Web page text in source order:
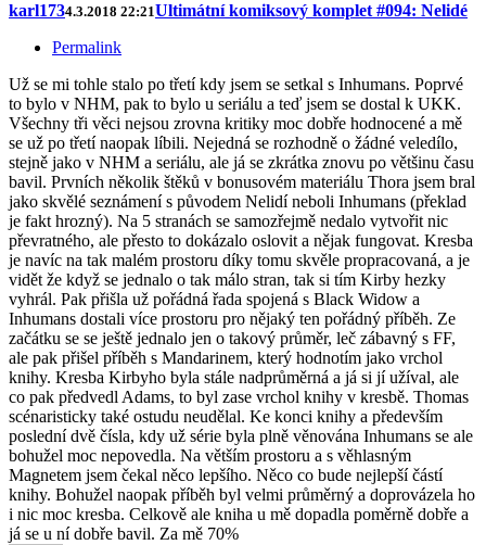
karl1734.3.2018 22:21Ultimátní komiksový komplet #094: Nelidé
Permalink
Už se mi tohle stalo po třetí kdy jsem se setkal s Inhumans. Poprvé
to bylo v NHM, pak to bylo u seriálu a teď jsem se dostal k UKK.
Všechny tři věci nejsou zrovna kritiky moc dobře hodnocené a mě
se už po třetí naopak líbili. Nejedná se rozhodně o žádné veledílo,
stejně jako v NHM a seriálu, ale já se zkrátka znovu po většinu času
bavil. Prvních několik štěků v bonusovém materiálu Thora jsem bral
jako skvělé seznámení s původem Nelidí neboli Inhumans (překlad
je fakt hrozný). Na 5 stranách se samozřejmě nedalo vytvořit nic
převratného, ale přesto to dokázalo oslovit a nějak fungovat. Kresba
je navíc na tak malém prostoru díky tomu skvěle propracovaná, a je
vidět že když se jednalo o tak málo stran, tak si tím Kirby hezky
vyhrál. Pak přišla už pořádná řada spojená s Black Widow a
Inhumans dostali více prostoru pro nějaký ten pořádný příběh. Ze
začátku se se ještě jednalo jen o takový průměr, leč zábavný s FF,
ale pak přišel příběh s Mandarinem, který hodnotím jako vrchol
knihy. Kresba Kirbyho byla stále nadprůměrná a já si jí užíval, ale
co pak předvedl Adams, to byl zase vrchol knihy v kresbě. Thomas
scénaristicky také ostudu neudělal. Ke konci knihy a především
poslední dvě čísla, kdy už série byla plně věnována Inhumans se ale
bohužel moc nepovedla. Na větším prostoru a s věhlasným
Magnetem jsem čekal něco lepšího. Něco co bude nejlepší částí
knihy. Bohužel naopak příběh byl velmi průměrný a doprovázela ho
i nic moc kresba. Celkově ale kniha u mě dopadla poměrně dobře a
já se u ní dobře bavil. Za mě 70%